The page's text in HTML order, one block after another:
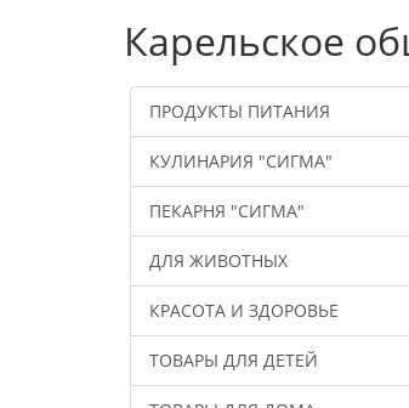
Карельское
ПРОДУКТЫ ПИТАНИЯ
КУЛИНАРИЯ "СИГМА"
ПЕКАРНЯ "СИГМА"
ДЛЯ ЖИВОТНЫХ
КРАСОТА И ЗДОРОВЬЕ
ТОВАРЫ ДЛЯ ДЕТЕЙ